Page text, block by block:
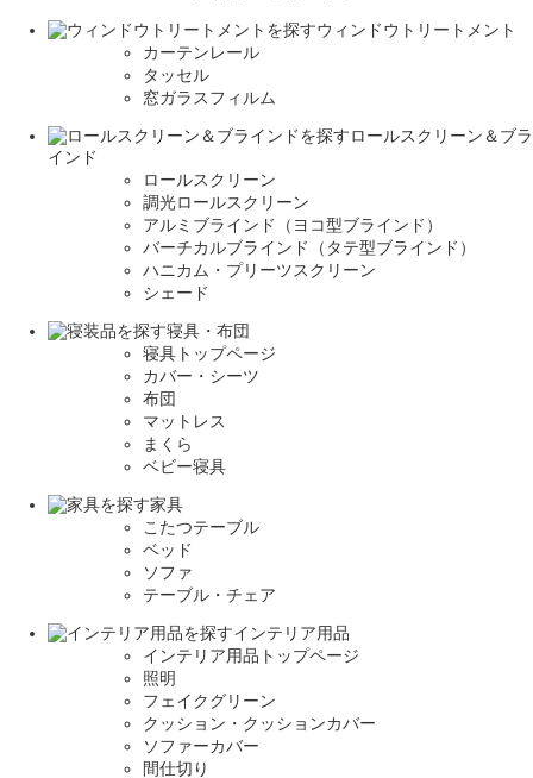
ウィンドウトリートメント
カーテンレール
タッセル
窓ガラスフィルム
ロールスクリーン＆ブラ
インド
ロールスクリーン
調光ロールスクリーン
アルミブラインド（ヨコ型ブラインド）
バーチカルブラインド（タテ型ブラインド）
ハニカム・プリーツスクリーン
シェード
寝具・布団
寝具トップページ
カバー・シーツ
布団
マットレス
まくら
ベビー寝具
家具
こたつテーブル
ベッド
ソファ
テーブル・チェア
インテリア用品
インテリア用品トップページ
照明
フェイクグリーン
クッション・クッションカバー
ソファーカバー
間仕切り